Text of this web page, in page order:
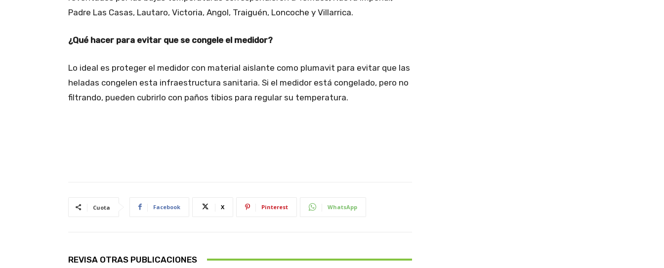
Padre Las Casas, Lautaro, Victoria, Angol, Traiguén, Loncoche y Villarrica.
¿Qué hacer para evitar que se congele el medidor?
Lo ideal es proteger el medidor con material aislante como plumavit para evitar que las
heladas congelen esta infraestructura sanitaria. Si el medidor está congelado, pero no
filtrando, pueden cubrirlo con paños tibios para regular su temperatura.
Cuota Facebook X Pinterest WhatsApp
REVISA OTRAS PUBLICACIONES